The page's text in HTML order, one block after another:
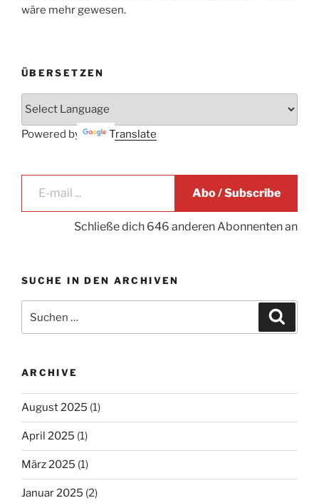
wäre mehr gewesen.
ÜBERSETZEN
Powered by Translate
E-mail ...
Abo / Subscribe
Schließe dich 646 anderen Abonnenten an
SUCHE IN DEN ARCHIVEN
nach:
ARCHIVE
August 2025 (1)
April 2025 (1)
März 2025 (1)
Januar 2025 (2)